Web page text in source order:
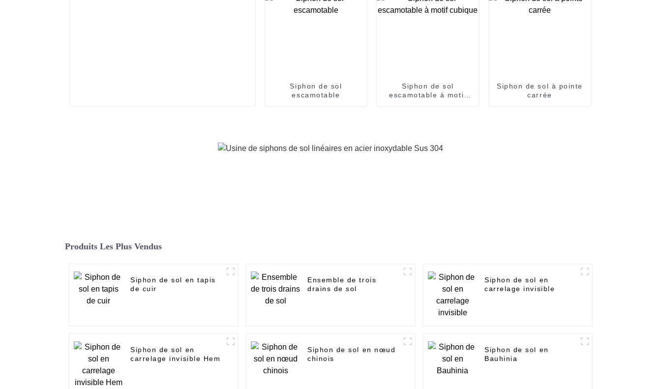
Siphon de sol
escamotable
Siphon de sol
escamotable à motif
Siphon de sol à pointe
carrée
Produits Les Plus Vendus
Siphon de sol en tapis
de cuir
Ensemble de trois
drains de sol
Siphon de sol en
carrelage invisible
Siphon de sol en
carrelage invisible Hem
Siphon de sol en nœud
chinois
Siphon de sol en
Bauhinia